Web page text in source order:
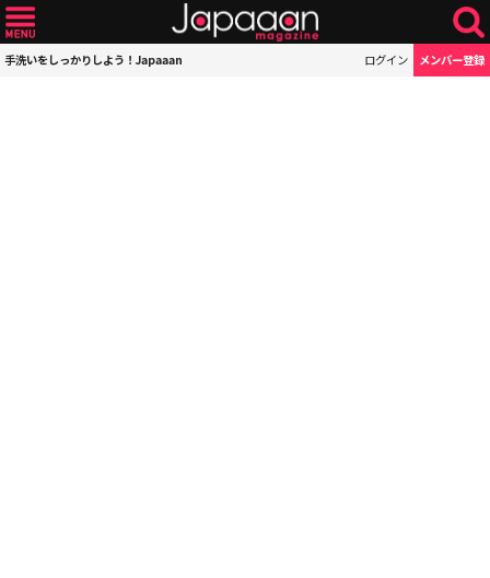
手洗いをしっかりしよう！Japaaan ログイン メンバー登録